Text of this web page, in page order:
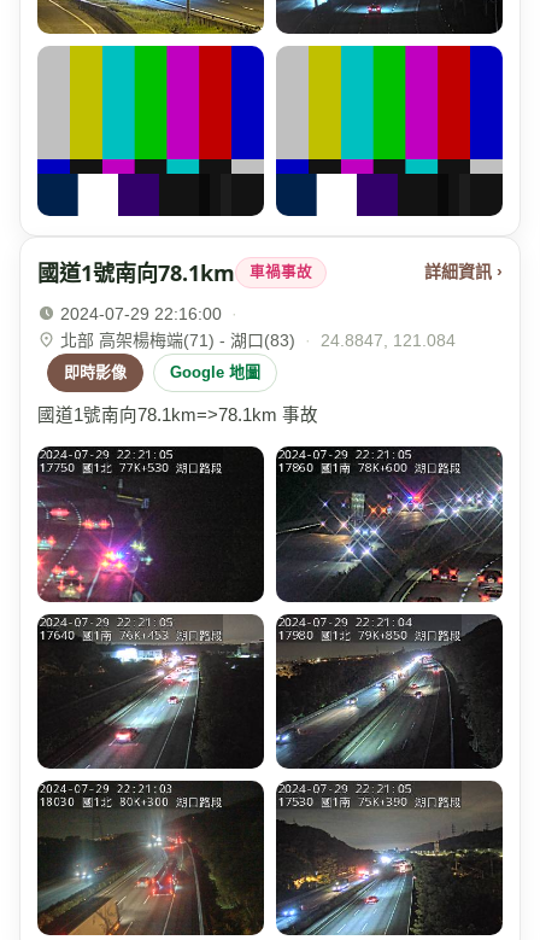
國道1號南向78.1km 車禍事故 詳細資訊 ›
2024-07-29 22:16:00
·
北部 高架楊梅端(71) - 湖口(83)
· 24.8847, 121.084
即時影像 Google 地圖
國道1號南向78.1km=>78.1km 事故